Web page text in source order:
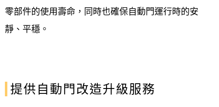
零部件的使用壽命，同時也確保自動門運行時的安
靜、平穩。
提供自動門改造升級服務